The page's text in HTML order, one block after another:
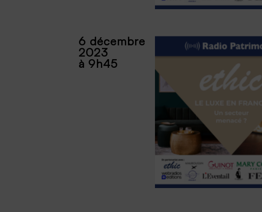
6 décembre
2023
à 9h45